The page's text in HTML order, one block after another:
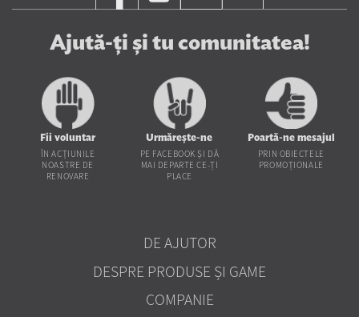
Ajută-ți și tu comunitatea!
Fii voluntar
ÎN ACȚIUNILE
NOASTRE DE
RENOVARE
Urmărește-ne
PE FACEBOOK ȘI DĂ
MAI DEPARTE CE-ȚI
PLACE
Poartă-ne mesajul
PRIN OBIECTELE
PROMOȚIONALE
DE AJUTOR
DESPRE PRODUSE ȘI GAME
COMPANIE